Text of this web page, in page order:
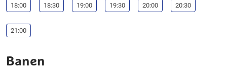
18:00 18:30 19:00 19:30 20:00 20:30
21:00
Banen